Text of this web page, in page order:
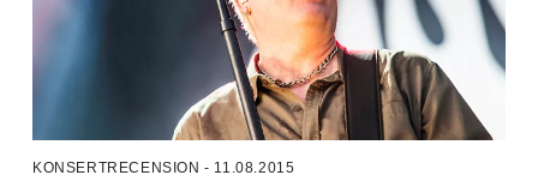
KONSERTRECENSION - 11.08.2015